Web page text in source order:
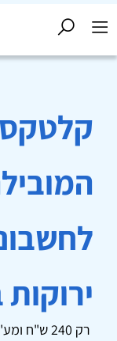
רק 240 ש"ח ומע"מ לשנה כולל תמיכה טלפונית